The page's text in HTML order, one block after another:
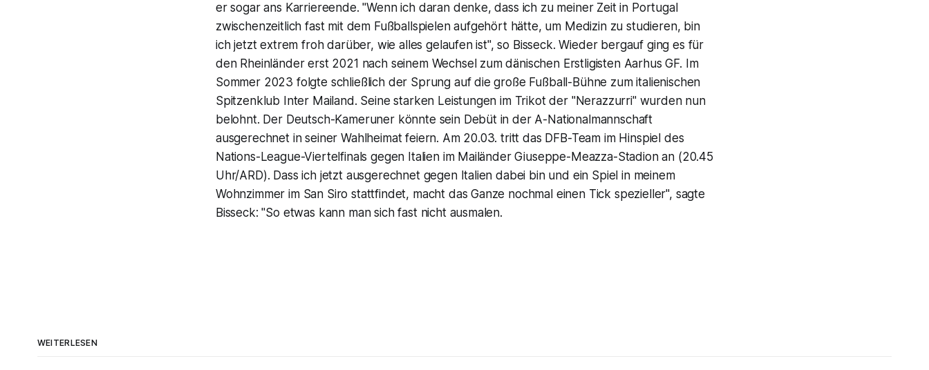
er sogar ans Karriereende. "Wenn ich daran denke, dass ich zu meiner Zeit in Portugal
zwischenzeitlich fast mit dem Fußballspielen aufgehört hätte, um Medizin zu studieren, bin
ich jetzt extrem froh darüber, wie alles gelaufen ist", so Bisseck. Wieder bergauf ging es für
den Rheinländer erst 2021 nach seinem Wechsel zum dänischen Erstligisten Aarhus GF. Im
Sommer 2023 folgte schließlich der Sprung auf die große Fußball-Bühne zum italienischen
Spitzenklub Inter Mailand. Seine starken Leistungen im Trikot der "Nerazzurri" wurden nun
belohnt. Der Deutsch-Kameruner könnte sein Debüt in der A-Nationalmannschaft
ausgerechnet in seiner Wahlheimat feiern. Am 20.03. tritt das DFB-Team im Hinspiel des
Nations-League-Viertelfinals gegen Italien im Mailänder Giuseppe-Meazza-Stadion an (20.45
Uhr/ARD). Dass ich jetzt ausgerechnet gegen Italien dabei bin und ein Spiel in meinem
Wohnzimmer im San Siro stattfindet, macht das Ganze nochmal einen Tick spezieller", sagte
Bisseck: "So etwas kann man sich fast nicht ausmalen.
WEITERLESEN